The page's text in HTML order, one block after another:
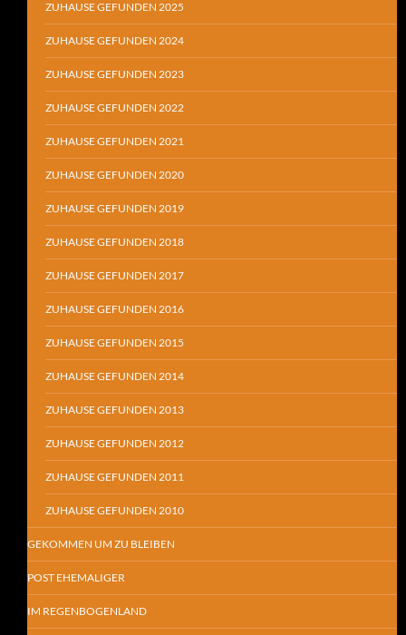
ZUHAUSE GEFUNDEN 2025
ZUHAUSE GEFUNDEN 2024
ZUHAUSE GEFUNDEN 2023
ZUHAUSE GEFUNDEN 2022
ZUHAUSE GEFUNDEN 2021
ZUHAUSE GEFUNDEN 2020
ZUHAUSE GEFUNDEN 2019
ZUHAUSE GEFUNDEN 2018
ZUHAUSE GEFUNDEN 2017
ZUHAUSE GEFUNDEN 2016
ZUHAUSE GEFUNDEN 2015
ZUHAUSE GEFUNDEN 2014
ZUHAUSE GEFUNDEN 2013
ZUHAUSE GEFUNDEN 2012
ZUHAUSE GEFUNDEN 2011
ZUHAUSE GEFUNDEN 2010
GEKOMMEN UM ZU BLEIBEN
POST EHEMALIGER
IM REGENBOGENLAND